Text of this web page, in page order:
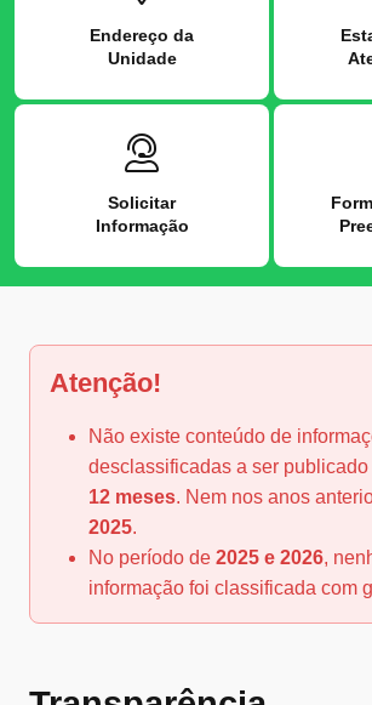
Endereço da
Unidade
Solicitar
Informação
Atenção!
Não existe conteúdo de
desclassificadas a ser publicado
12 meses. Nem nos anos
2025.
No período de 2025 e 2026,
informação foi classificada com